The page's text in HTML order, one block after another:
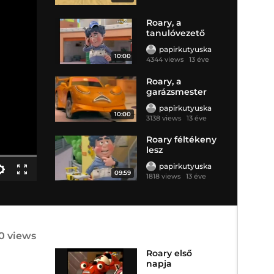
10:00
Roary, a
tanulóvezető
papirkutyuska
4344 views 13 éve
10:00
Roary, a
garázsmester
papirkutyuska
3138 views 13 éve
09:59
Roary féltékeny
lesz
papirkutyuska
1818 views 13 éve
views
Roary első
napja